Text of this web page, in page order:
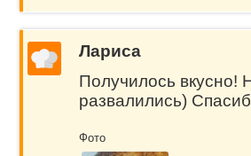
Лариса
Получилось вкусно!
развалились)
Фото